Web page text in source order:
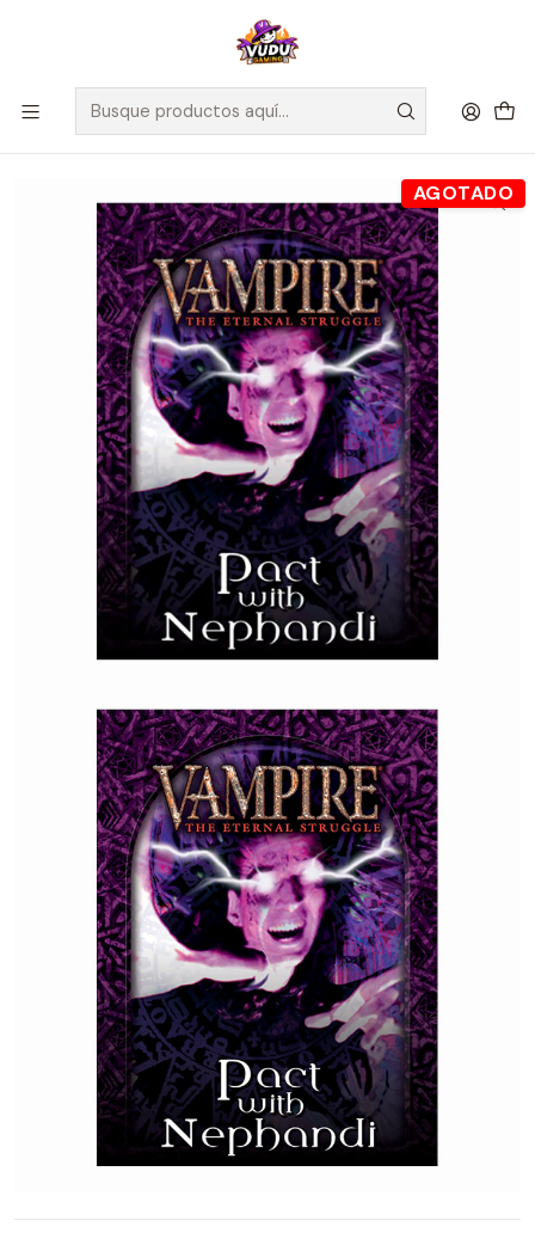
🚀 ¡Despachamos a todo Chile! Envío GRATIS a Regiones sobre
$100.000 y a RM sobre $35.000
Inicio Juegos de Mesa Cartas
Vampire: The Eternal Struggle – Pacto con Nefandos
AGOTADO